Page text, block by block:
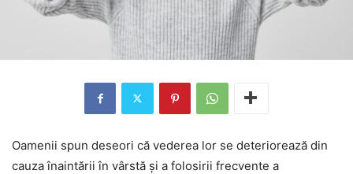
Oamenii spun deseori că vederea lor se deteriorează din
cauza înaintării în vârstă și a folosirii frecvente a